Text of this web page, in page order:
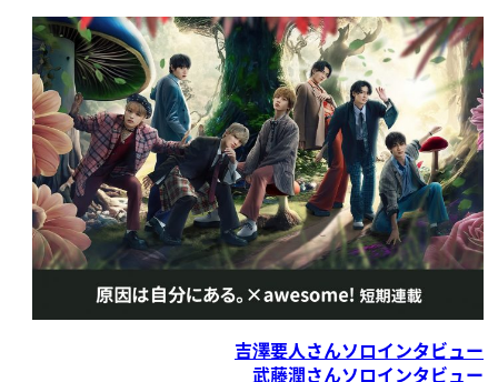
吉澤要人さんソロインタビュー
武藤潤さんソロインタビュー